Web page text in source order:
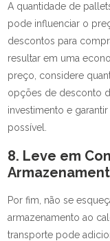
A quantidade de
pode influenciar o
descontos para
resultar em uma
preço, considere
opções de desconto
investimento e
possível.
8. Leve em
Por fim, não se
armazenamento ao
transporte pode